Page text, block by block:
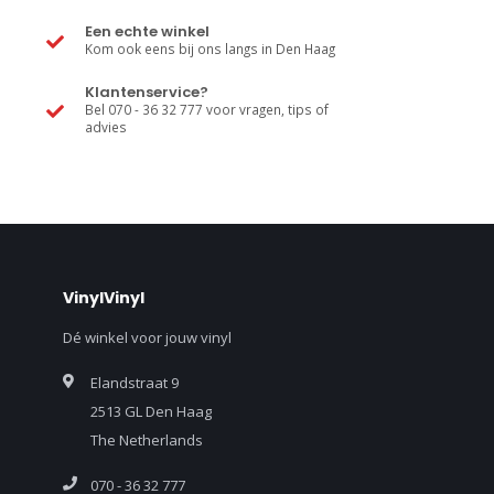
Een echte winkel
Kom ook eens bij ons langs in Den Haag
Klantenservice?
Bel 070 - 36 32 777 voor vragen, tips of
advies
VinylVinyl
Dé winkel voor jouw vinyl
Elandstraat 9
2513 GL Den Haag
The Netherlands
070 - 36 32 777